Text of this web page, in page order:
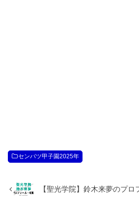
センバツ甲子園2025年
【聖光学院】鈴木来夢のプロ